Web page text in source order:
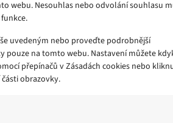
webu. Nesouhlas nebo odvolání souhlasu
uvedeným nebo proveďte podrobnější
pouze na tomto webu. Nastavení můžete
přepínačů v Zásadách cookies nebo
obrazovky.